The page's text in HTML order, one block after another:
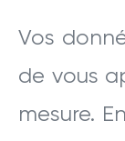
Vos
de vous
mesure.